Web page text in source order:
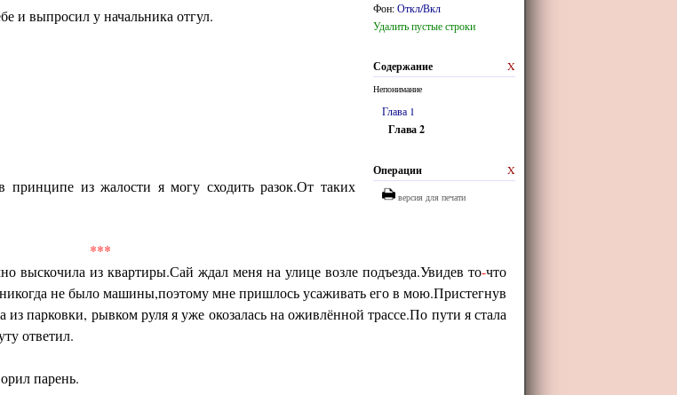
Фон:Откл/Вкл
Удалить пустые строки
X
Содержание
Непонимание
Глава 1
Глава 2
X
Операции
версия для печати
и выпросил у начальника отгул.
из жалости я могу сходить разок.От таких
***
выскочила из квартиры.Сай ждал меня на улице возле подъезда.Увидев то-что
не было машины,поэтому мне пришлось усаживать его в мою.Пристегнув
парковки, рывком руля я уже окозалась на оживлённой трассе.По пути я стала
ответил.
парень.